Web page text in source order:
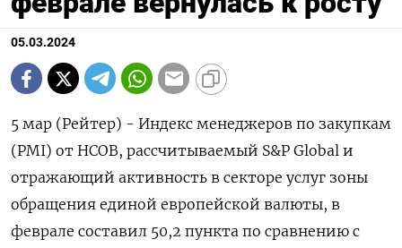
05.03.2024
5 мар (Рейтер) - Индекс менеджеров по закупкам
(PMI) от HCOB, рассчитываемый S&P Global и
отражающий активность в секторе услуг зоны
обращения единой европейской валюты, в
феврале составил 50,2 пункта по сравнению с